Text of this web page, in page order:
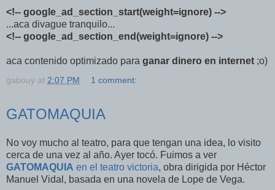
<!-- google_ad_section_start(weight=ignore) -->
...aca divague tranquilo...
<!-- google_ad_section_end(weight=ignore) -->
aca contenido optimizado para ganar dinero en internet ;o)
gabouy at 2:07 PM 1 comment:
GATOMAQUIA
No voy mucho al teatro, para que tengan una idea, lo visito
cerca de una vez al año. Ayer tocó. Fuimos a ver
GATOMAQUIA en el teatro victoria, obra dirigida por Héctor
Manuel Vidal, basada en una novela de Lope de Vega.